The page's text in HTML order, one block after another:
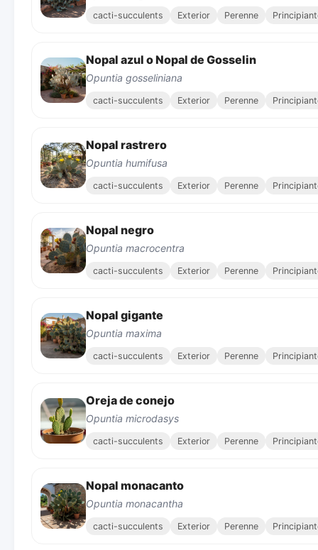
cacti-succulents Exterior Perenne
Nopal azul o Nopal de Gosselin
Opuntia gosseliniana
cacti-succulents Exterior Perenne
Nopal rastrero
Opuntia humifusa
cacti-succulents Exterior Perenne
Nopal negro
Opuntia macrocentra
cacti-succulents Exterior Perenne
Nopal gigante
Opuntia maxima
cacti-succulents Exterior Perenne
Oreja de conejo
Opuntia microdasys
cacti-succulents Exterior Perenne
Nopal monacanto
Opuntia monacantha
cacti-succulents Exterior Perenne